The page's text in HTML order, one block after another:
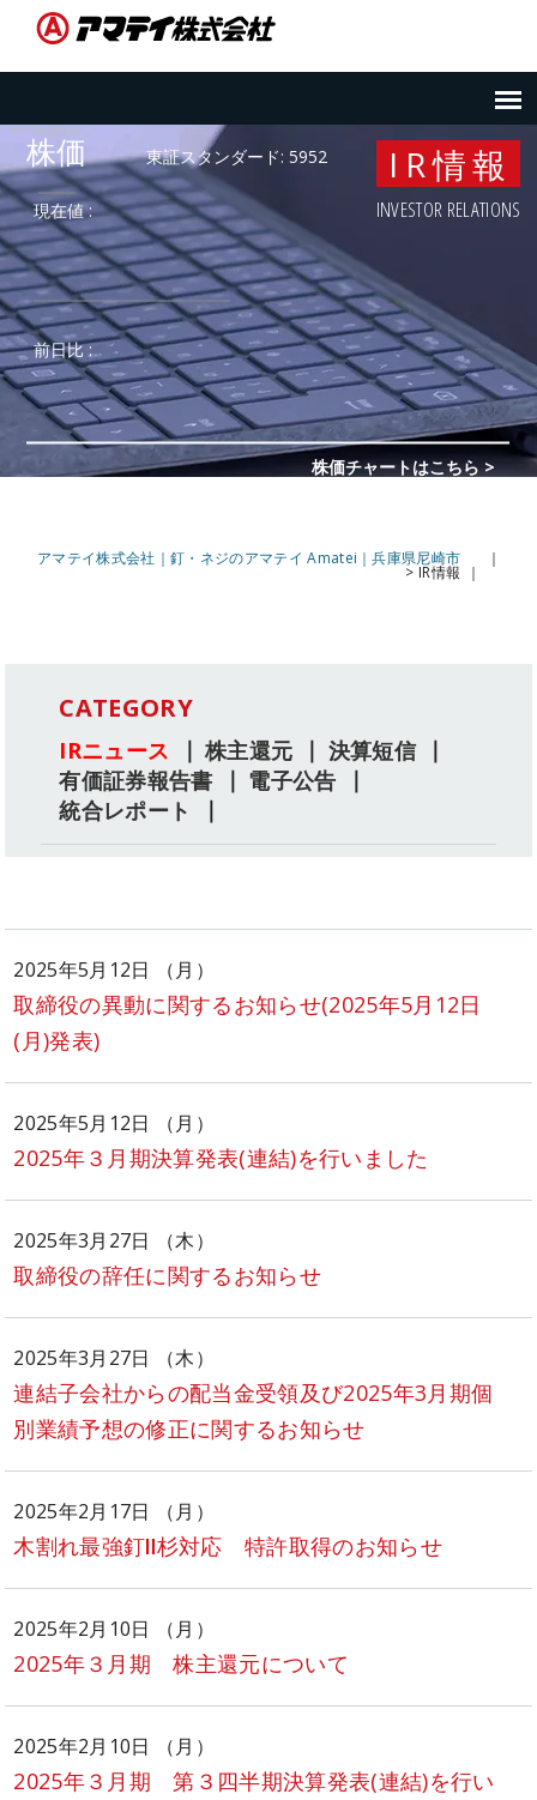
IR情報
INVESTOR RELATIONS
アマテイ株式会社｜釘・ネジのアマテイ Amatei｜兵庫県尼崎市
> IR情報
CATEGORY
IRニュース 株主還元
決算短信
有価証券報告書
電子公告
統合レポート
2025年5月12日 （月）
取締役の異動に関するお知らせ(2025年5月12日
(月)発表)
2025年5月12日 （月）
2025年３月期決算発表(連結)を行いました
2025年3月27日 （木）
取締役の辞任に関するお知らせ
2025年3月27日 （木）
連結子会社からの配当金受領及び2025年3月期個
別業績予想の修正に関するお知らせ
2025年2月17日 （月）
木割れ最強釘Ⅱ杉対応 特許取得のお知らせ
2025年2月10日 （月）
2025年３月期 株主還元について
2025年2月10日 （月）
2025年３月期 第３四半期決算発表(連結)を行い